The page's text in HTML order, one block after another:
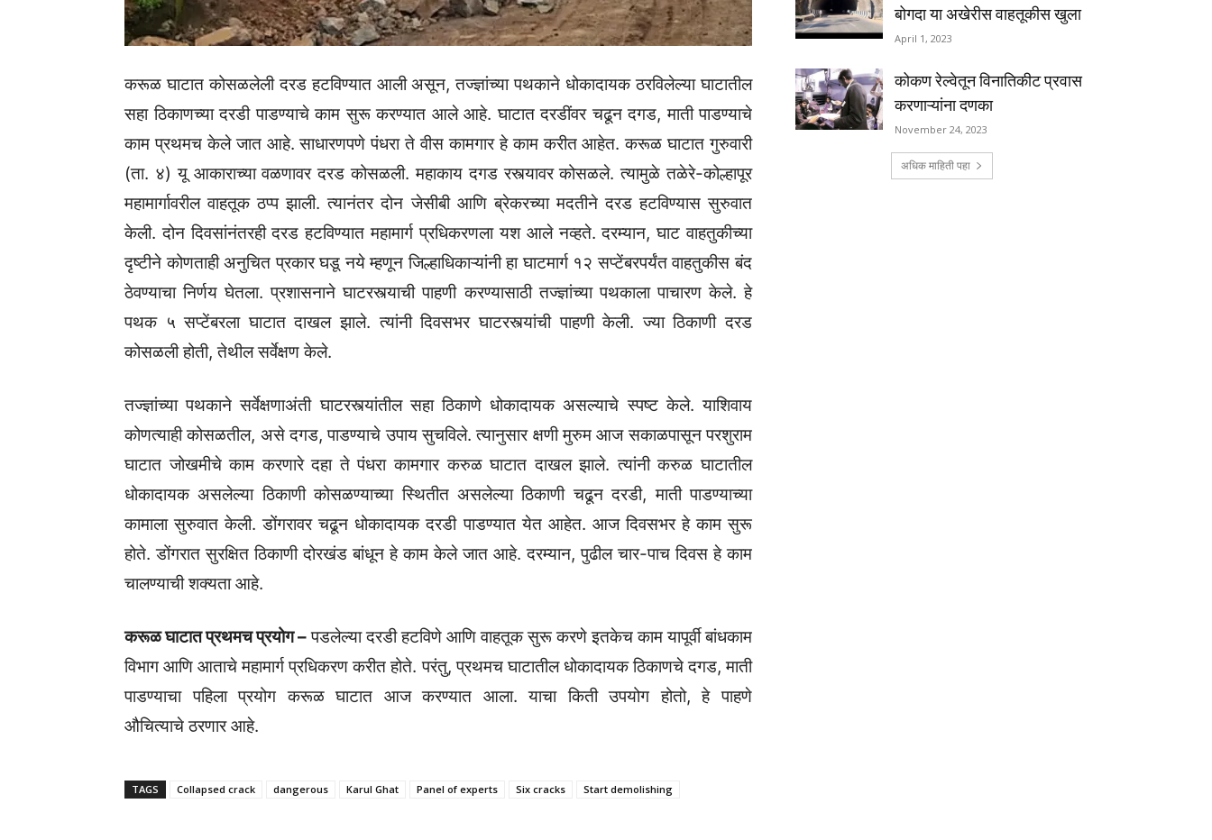
करूळ घाटात कोसळलेली दरड हटविण्यात आली असून, तज्ज्ञांच्या पथकाने धोकादायक ठरविलेल्या घाटातील
सहा ठिकाणच्या दरडी पाडण्याचे काम सुरू करण्यात आले आहे. घाटात दरडींवर चढून दगड, माती पाडण्याचे
काम प्रथमच केले जात आहे. साधारणपणे पंधरा ते वीस कामगार हे काम करीत आहेत. करूळ घाटात गुरुवारी
(ता. ४) यू आकाराच्या वळणावर दरड कोसळली. महाकाय दगड रस्त्यावर कोसळले. त्यामुळे तळेरे-कोल्हापूर
महामार्गावरील वाहतूक ठप्प झाली. त्यानंतर दोन जेसीबी आणि ब्रेकरच्या मदतीने दरड हटविण्यास सुरुवात
केली. दोन दिवसांनंतरही दरड हटविण्यात महामार्ग प्रधिकरणला यश आले नव्हते. दरम्यान, घाट वाहतुकीच्या
दृष्टीने कोणताही अनुचित प्रकार घडू नये म्हणून जिल्हाधिकाऱ्यांनी हा घाटमार्ग १२ सप्टेंबरपर्यंत वाहतुकीस बंद
ठेवण्याचा निर्णय घेतला. प्रशासनाने घाटरस्त्याची पाहणी करण्यासाठी तज्ज्ञांच्या पथकाला पाचारण केले. हे
पथक ५ सप्टेंबरला घाटात दाखल झाले. त्यांनी दिवसभर घाटरस्त्यांची पाहणी केली. ज्या ठिकाणी दरड
कोसळली होती, तेथील सर्वेक्षण केले.
तज्ज्ञांच्या पथकाने सर्वेक्षणाअंती घाटरस्त्यांतील सहा ठिकाणे धोकादायक असल्याचे स्पष्ट केले. याशिवाय
कोणत्याही कोसळतील, असे दगड, पाडण्याचे उपाय सुचविले. त्यानुसार क्षणी मुरुम आज सकाळपासून परशुराम
घाटात जोखमीचे काम करणारे दहा ते पंधरा कामगार करुळ घाटात दाखल झाले. त्यांनी करुळ घाटातील
धोकादायक असलेल्या ठिकाणी कोसळण्याच्या स्थितीत असलेल्या ठिकाणी चढून दरडी, माती पाडण्याच्या
कामाला सुरुवात केली. डोंगरावर चढून धोकादायक दरडी पाडण्यात येत आहेत. आज दिवसभर हे काम सुरू
होते. डोंगरात सुरक्षित ठिकाणी दोरखंड बांधून हे काम केले जात आहे. दरम्यान, पुढील चार-पाच दिवस हे काम
चालण्याची शक्यता आहे.
करूळ घाटात प्रथमच प्रयोग –पडलेल्या दरडी हटविणे आणि वाहतूक सुरू करणे इतकेच काम यापूर्वी बांधकाम
विभाग आणि आताचे महामार्ग प्रधिकरण करीत होते. परंतु, प्रथमच घाटातील धोकादायक ठिकाणचे दगड, माती
पाडण्याचा पहिला प्रयोग करूळ घाटात आज करण्यात आला. याचा किती उपयोग होतो, हे पाहणे
औचित्याचे ठरणार आहे.
TAGS Collapsed crack dangerous Karul Ghat Panel of experts Six cracks Start demolishing
बोगदा या अखेरीस वाहतूकीस खुला
April 1, 2023
कोकण रेल्वेतून विनातिकीट प्रवास
करणाऱ्यांना दणका
November 24, 2023
अधिक माहिती पहा